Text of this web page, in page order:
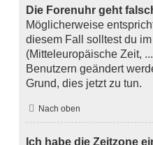
Die Forenuhr geht
Möglicherweise
diesem Fall solltest du
(Mitteleuropäische Zeit,
Benutzern geändert
Grund, dies jetzt zu tun.
Nach oben
Ich habe die Zeitzone